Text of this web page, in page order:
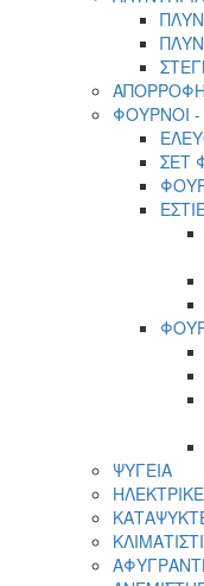
ΦΟΥΡΝΟΙ -
ΣΕΤ
ΨΥΓΕΙΑ